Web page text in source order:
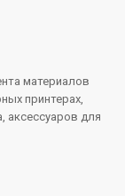
материалов
принтерах,
аксессуаров для